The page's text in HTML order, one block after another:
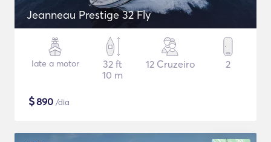
Jeanneau Prestige 32 Fly
Iate a motor
32 ft
10 m
12 Cruzeiro 2
$890 /dia